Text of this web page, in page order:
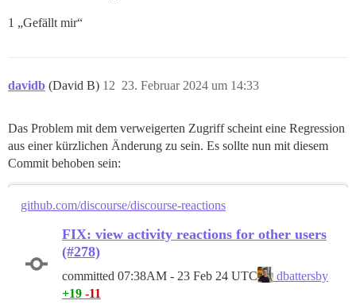
1 „Gefällt mir“
davidb (David B) 23. Februar 2024 um 14:33
12
Das Problem mit dem verweigerten Zugriff scheint eine Regression
aus einer kürzlichen Änderung zu sein. Es sollte nun mit diesem
Commit behoben sein:
github.com/discourse/discourse-reactions
FIX: view activity reactions for other users
(#278)
committed 07:38AM - 23 Feb 24 UTC
dbattersby
+19 -11